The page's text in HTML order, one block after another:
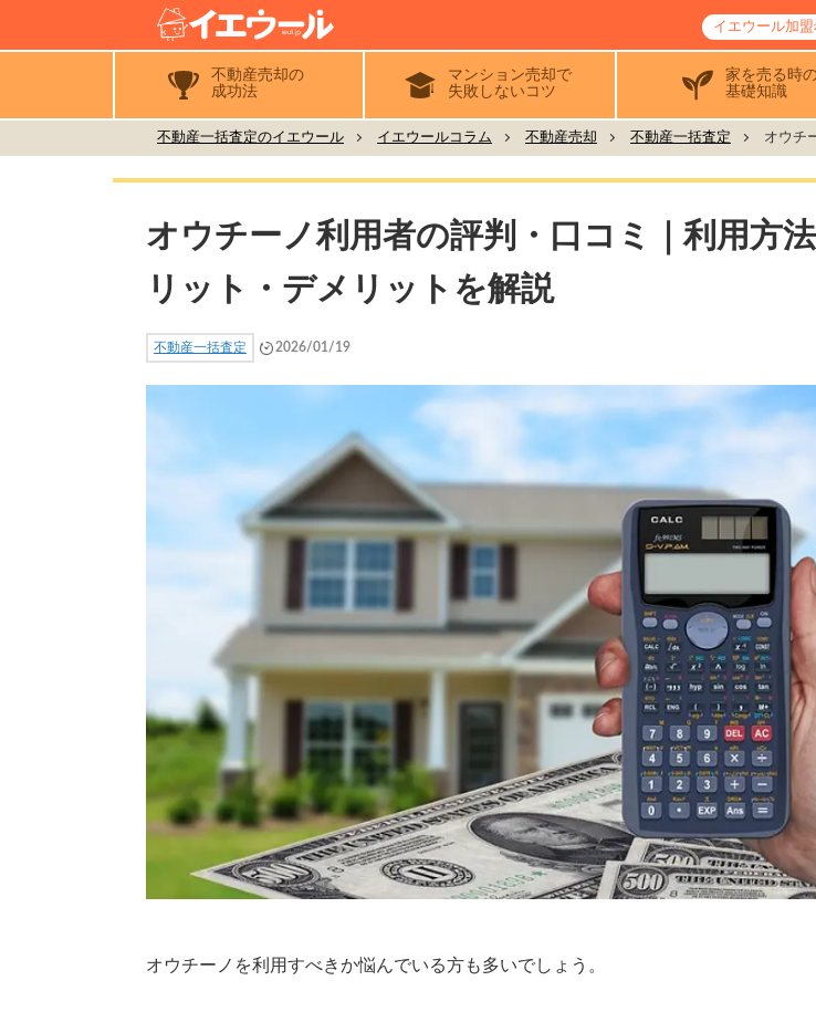
イエウール加
不動産売却の
成功法
マンション売却で
失敗しないコツ
家を売る時
基礎知識
不動産一括査定のイエウール イエウールコラム 不動産売却 不動産一括査定 オウチ
オウチーノ利用者の評判・口コミ｜利用方
リット・デメリットを解説
不動産一括査定 2026/01/19
オウチーノを利用すべきか悩んでいる方も多いでしょう。